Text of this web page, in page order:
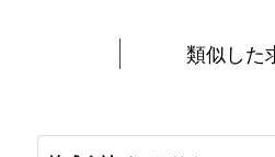
類似した